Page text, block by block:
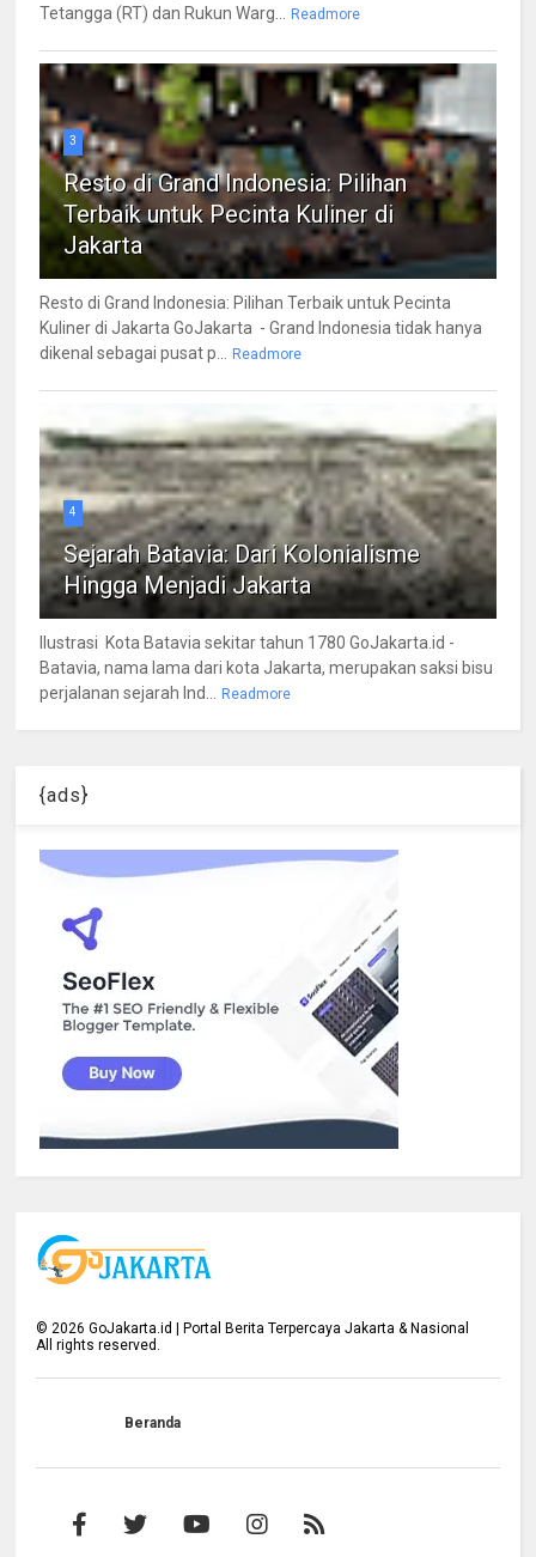
Tetangga (RT) dan Rukun Warg... Readmore
3
Resto di Grand Indonesia: Pilihan
Terbaik untuk Pecinta Kuliner di
Jakarta
Resto di Grand Indonesia: Pilihan Terbaik untuk Pecinta
Kuliner di Jakarta GoJakarta - Grand Indonesia tidak hanya
dikenal sebagai pusat p... Readmore
4
Sejarah Batavia: Dari Kolonialisme
Hingga Menjadi Jakarta
Ilustrasi Kota Batavia sekitar tahun 1780 GoJakarta.id -
Batavia, nama lama dari kota Jakarta, merupakan saksi bisu
perjalanan sejarah Ind... Readmore
{ads}
©2026 GoJakarta.id | Portal Berita Terpercaya Jakarta & Nasional
All rights reserved.
Beranda